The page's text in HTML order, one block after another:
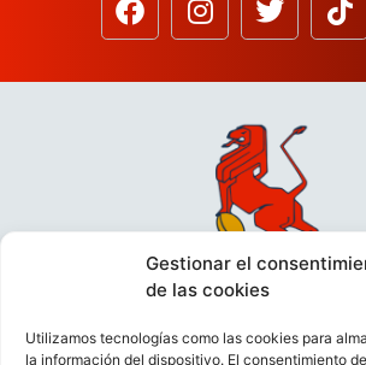
Gestionar el
de las cookies
Utilizamos tecnologías como las cookies para
la información del dispositivo. El consentimiento